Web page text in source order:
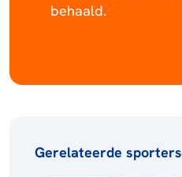
behaald.
Gerelateerde sporters